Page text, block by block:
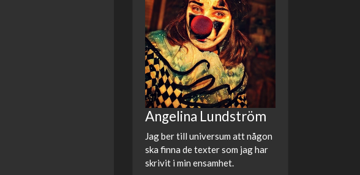
Angelina Lundström
Jag ber till universum att någon
ska finna de texter som jag har
skrivit i min ensamhet.